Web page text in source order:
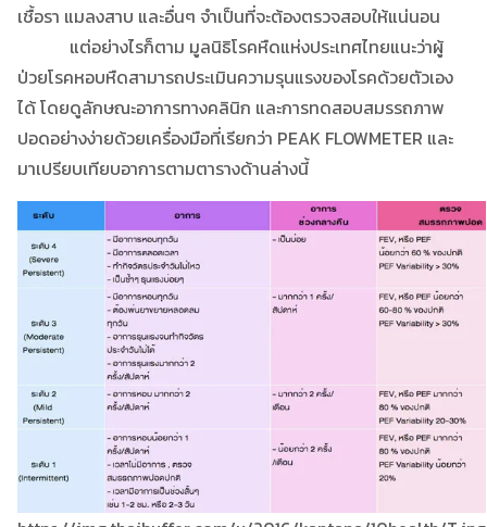
เชื้อรา แมลงสาบ และอื่นๆ จำเป็นที่จะต้องตรวจสอบให้แน่นอน
แต่อย่างไรก็ตาม มูลนิธิโรคหืดแห่งประเทศไทยแนะว่าผู้
ป่วยโรคหอบหืดสามารถประเมินความรุนแรงของโรคด้วยตัวเอง
ได้ โดยดูลักษณะอาการทางคลินิก และการทดสอบสมรรถภาพ
ปอดอย่างง่ายด้วยเครื่องมือที่เรียกว่า PEAK FLOWMETER และ
มาเปรียบเทียบอาการตามตารางด้านล่างนี้